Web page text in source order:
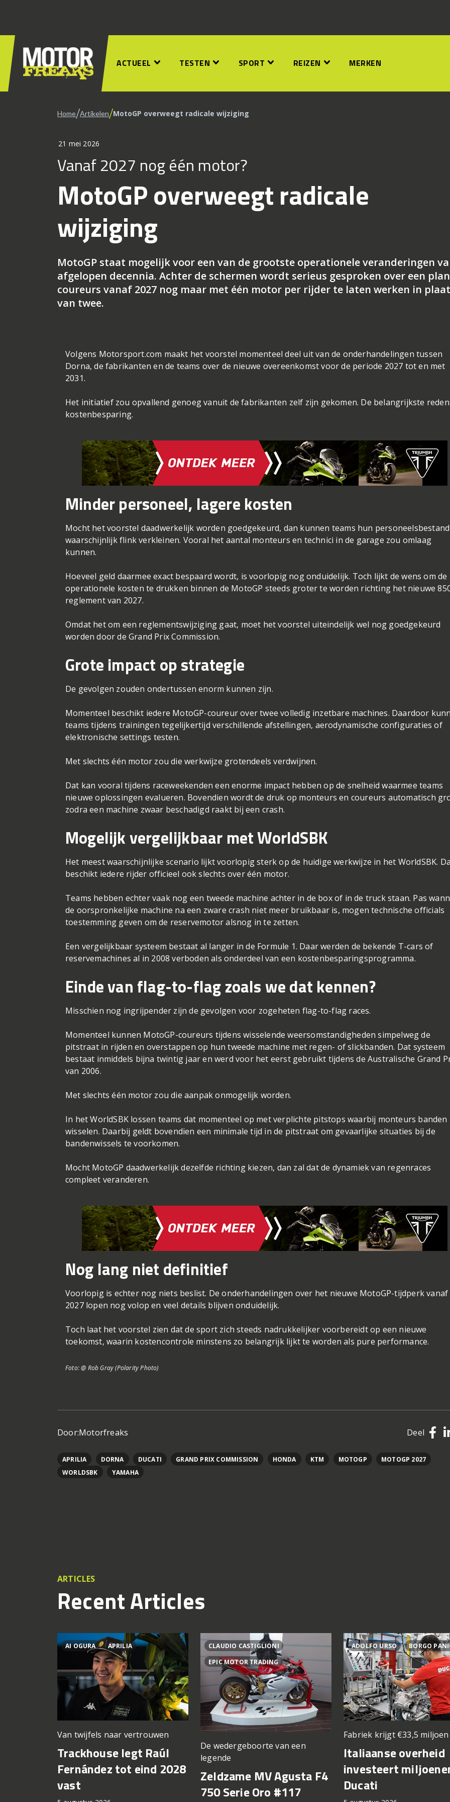
ACTUEEL TESTEN SPORT REIZEN MERKEN
Home/Artikelen/MotoGP overweegt radicale wijziging
21 mei 2026
Vanaf 2027 nog één motor?
MotoGP overweegt radicale
wijziging
MotoGP staat mogelijk voor een van de grootste operationele veranderingen
afgelopen decennia. Achter de schermen wordt serieus gesproken over een
coureurs vanaf 2027 nog maar met één motor per rijder te laten werken in
van twee.
Volgens Motorsport.com maakt het voorstel momenteel deel uit van de onderhandelingen tussen
Dorna, de fabrikanten en de teams over de nieuwe overeenkomst voor de periode 2027 tot en met
2031.
Het initiatief zou opvallend genoeg vanuit de fabrikanten zelf zijn gekomen. De belangrijkste
kostenbesparing.
Minder personeel, lagere kosten
Mocht het voorstel daadwerkelijk worden goedgekeurd, dan kunnen teams hun personeelsbestand
waarschijnlijk flink verkleinen. Vooral het aantal monteurs en technici in de garage zou omlaag
kunnen.
Hoeveel geld daarmee exact bespaard wordt, is voorlopig nog onduidelijk. Toch lijkt de wens om de
operationele kosten te drukken binnen de MotoGP steeds groter te worden richting het nieuwe
reglement van 2027.
Omdat het om een reglementswijziging gaat, moet het voorstel uiteindelijk wel nog goedgekeurd
worden door de Grand Prix Commission.
Grote impact op strategie
De gevolgen zouden ondertussen enorm kunnen zijn.
Momenteel beschikt iedere MotoGP-coureur over twee volledig inzetbare machines. Daardoor
teams tijdens trainingen tegelijkertijd verschillende afstellingen, aerodynamische configuraties of
elektronische settings testen.
Met slechts één motor zou die werkwijze grotendeels verdwijnen.
Dat kan vooral tijdens raceweekenden een enorme impact hebben op de snelheid waarmee teams
nieuwe oplossingen evalueren. Bovendien wordt de druk op monteurs en coureurs automatisch
zodra een machine zwaar beschadigd raakt bij een crash.
Mogelijk vergelijkbaar met WorldSBK
Het meest waarschijnlijke scenario lijkt voorlopig sterk op de huidige werkwijze in het WorldSBK.
beschikt iedere rijder officieel ook slechts over één motor.
Teams hebben echter vaak nog een tweede machine achter in de box of in de truck staan. Pas
de oorspronkelijke machine na een zware crash niet meer bruikbaar is, mogen technische officials
toestemming geven om de reservemotor alsnog in te zetten.
Een vergelijkbaar systeem bestaat al langer in de Formule 1. Daar werden de bekende T-cars of
reservemachines al in 2008 verboden als onderdeel van een kostenbesparingsprogramma.
Einde van flag-to-flag zoals we dat kennen?
Misschien nog ingrijpender zijn de gevolgen voor zogeheten flag-to-flag races.
Momenteel kunnen MotoGP-coureurs tijdens wisselende weersomstandigheden simpelweg de
pitstraat in rijden en overstappen op hun tweede machine met regen- of slickbanden. Dat systeem
bestaat inmiddels bijna twintig jaar en werd voor het eerst gebruikt tijdens de Australische Grand
van 2006.
Met slechts één motor zou die aanpak onmogelijk worden.
In het WorldSBK lossen teams dat momenteel op met verplichte pitstops waarbij monteurs banden
wisselen. Daarbij geldt bovendien een minimale tijd in de pitstraat om gevaarlijke situaties bij de
bandenwissels te voorkomen.
Mocht MotoGP daadwerkelijk dezelfde richting kiezen, dan zal dat de dynamiek van regenraces
compleet veranderen.
Nog lang niet definitief
Voorlopig is echter nog niets beslist. De onderhandelingen over het nieuwe MotoGP-tijdperk vanaf
2027 lopen nog volop en veel details blijven onduidelijk.
Toch laat het voorstel zien dat de sport zich steeds nadrukkelijker voorbereidt op een nieuwe
toekomst, waarin kostencontrole minstens zo belangrijk lijkt te worden als pure performance.
Foto: @ Rob Gray (Polarity Photo)
Door:Motorfreaks Deel
APRILIA DORNA DUCATI GRAND PRIX COMMISSION HONDA KTM MOTOGP
MOTOGP 2027
WORLDSBK
YAMAHA
ARTICLES
Recent Articles
AI OGURA APRILIA
Van twijfels naar vertrouwen
Trackhouse legt Raúl
Fernández tot eind 2028
vast
CLAUDIO CASTIGLIONI
EPIC MOTOR TRADING
De wedergeboorte van een
legende
Zeldzame MV Agusta F4
750 Serie Oro #117
ADOLFO URSO BORGO
Fabriek krijgt €33,5
Italiaanse overheid
investeert
Ducati